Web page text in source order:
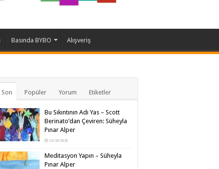
Basında BYBO Alışveriş
Son Popüler Yorum Etiketler
Bu Sıkıntının Adı Yas – Scott
Berinato’dan Çeviren: Süheyla
Pınar Alper
03/26/2020
Meditasyon Yapın – Süheyla
Pınar Alper